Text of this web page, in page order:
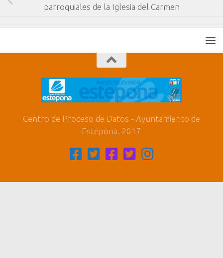
parroquiales de la Iglesia del Carmen
Centro de Proceso de Datos - Ayuntamiento de
Estepona. 2017